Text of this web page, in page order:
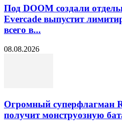
Под DOOM создали
Evercade выпустит
всего в...
08.08.2026
Огромный суперфлагман
получит монструозную